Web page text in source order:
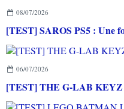
08/07/2026
06/07/2026
[TEST] THE G-LAB